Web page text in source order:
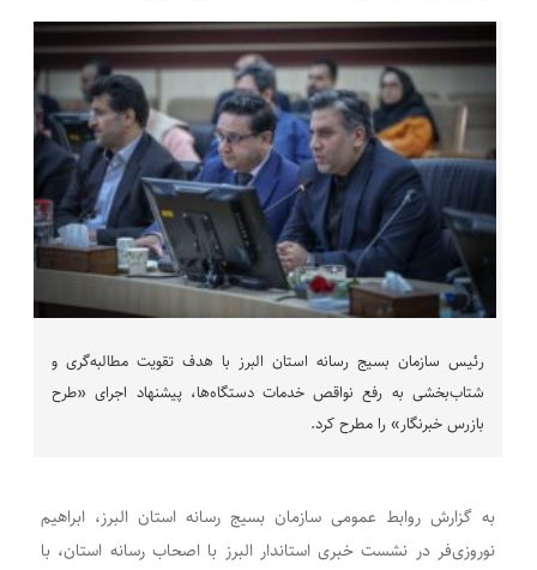
رئیس سازمان بسیج رسانه استان البرز با هدف تقویت مطالبه‌گری و
شتاب‌بخشی به رفع نواقص خدمات دستگاه‌ها، پیشنهاد اجرای «طرح
بازرس خبرنگار» را مطرح کرد.
به گزارش روابط عمومی سازمان بسیج رسانه استان البرز، ابراهیم
نوروزی‌فر در نشست خبری استاندار البرز با اصحاب رسانه استان، با